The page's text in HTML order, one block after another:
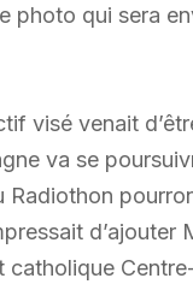
photo qui sera
visé venait
va se
Radiothon
d’ajouter